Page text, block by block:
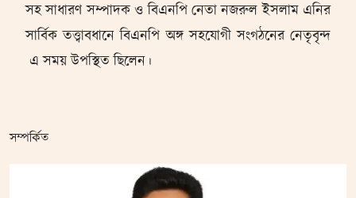
সহ সাধারণ সম্পাদক ও বিএনপি নেতা নজরুল ইসলাম এনির
সার্বিক তত্ত্বাবধানে বিএনপি অঙ্গ সহযোগী সংগঠনের নেতৃবৃন্দ
এ সময় উপস্থিত ছিলেন।
সম্পর্কিত